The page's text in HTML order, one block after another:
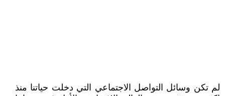
لم تكن وسائل التواصل الاجتماعي التي دخلت حياتنا منذ